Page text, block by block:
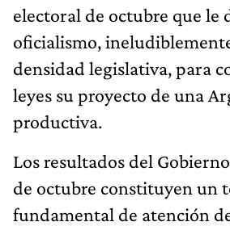
electoral de octubre que le
oficialismo,
densidad legislativa, para
leyes su proyecto de una
productiva.
Los resultados del
de octubre constituyen un
fundamental de atención